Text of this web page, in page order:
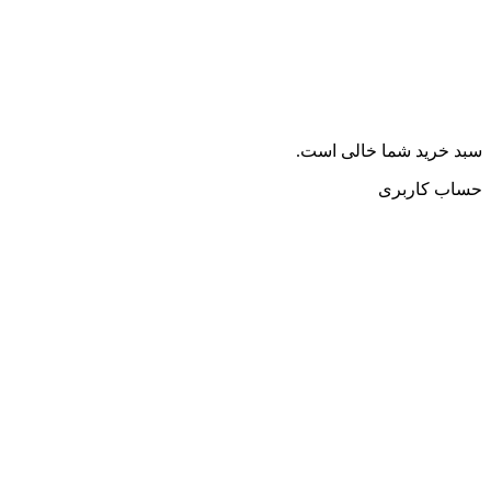
سبد خرید شما خالی است.
حساب کاربری